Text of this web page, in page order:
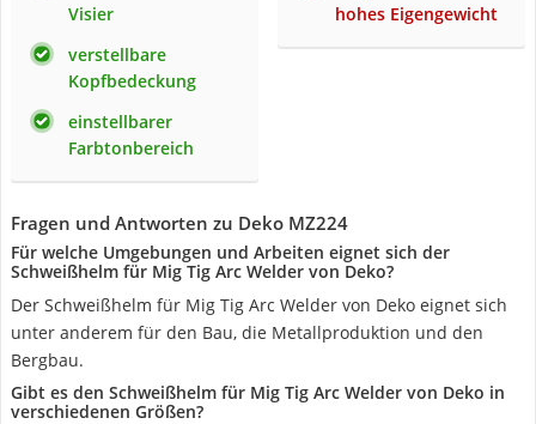
Visier
verstellbare
Kopfbedeckung
einstellbarer
Farbtonbereich
hohes Eigengewicht
Fragen und Antworten zu Deko MZ224
Für welche Umgebungen und Arbeiten eignet sich der
Schweißhelm für Mig Tig Arc Welder von Deko?
Der Schweißhelm für Mig Tig Arc Welder von Deko eignet sich
unter anderem für den Bau, die Metallproduktion und den
Bergbau.
Gibt es den Schweißhelm für Mig Tig Arc Welder von Deko in
verschiedenen Größen?